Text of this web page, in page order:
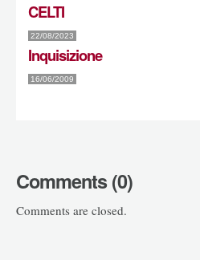
CELTI
22/08/2023
Inquisizione
16/06/2009
Comments (0)
Comments are closed.